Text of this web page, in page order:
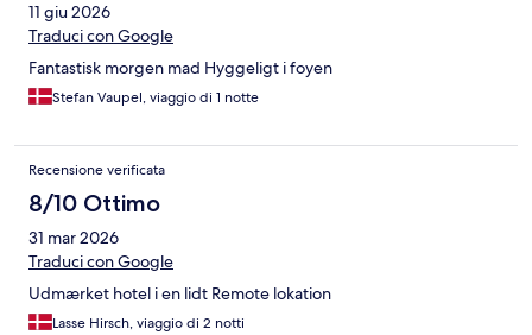
11 giu 2026
Traduci con Google
Fantastisk morgen mad Hyggeligt i foyen
Stefan Vaupel, viaggio di 1 notte
Recensione verificata
8/10 Ottimo
31 mar 2026
Traduci con Google
Udmærket hotel i en lidt Remote lokation
Lasse Hirsch, viaggio di 2 notti